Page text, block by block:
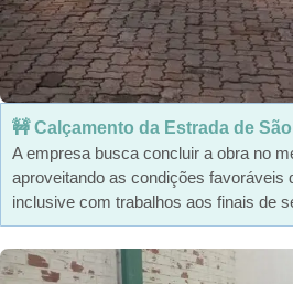
🚧 Calçamento da Estrada de
A empresa busca concluir a obra no
aproveitando as condições favoráveis
inclusive com trabalhos aos finais de